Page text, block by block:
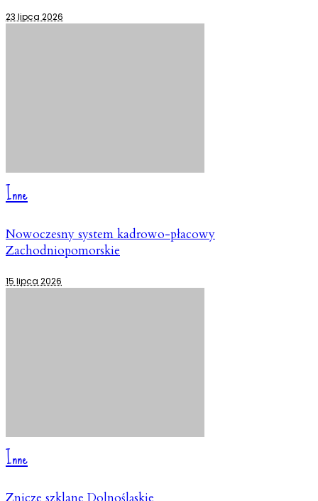
23 lipca 2026
Inne
Nowoczesny system kadrowo-płacowy
Zachodniopomorskie
15 lipca 2026
Inne